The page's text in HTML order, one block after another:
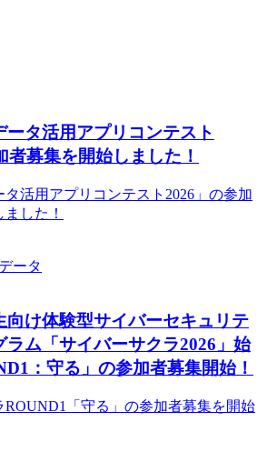
ータ活用アプリコンテスト
者募集を開始しました！
タ活用アプリコンテスト2026」の参加
した！
ータ
向け体験型サイバーセキュリテ
ラム「サイバーサクラ2026」始
：守る」の参加者募集開始！
ROUND1「守る」の参加者募集を開始